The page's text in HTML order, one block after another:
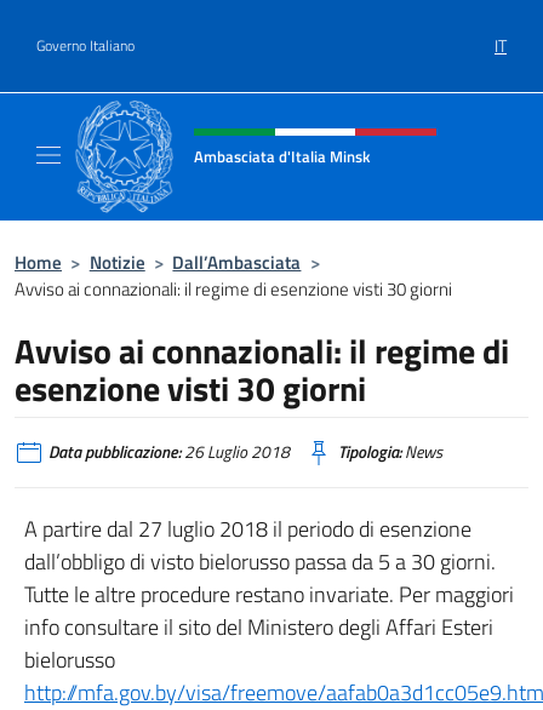
Governo Italiano IT
Intestazione sito, social e menù
Ambasciata d'Italia Minsk
Home > Notizie > Dall’Ambasciata >
Avviso ai connazionali: il regime di esenzione visti 30 giorni
Avviso ai connazionali: il regime di
esenzione visti 30 giorni
Data pubblicazione:26 Luglio 2018 Tipologia:News
A partire dal 27 luglio 2018 il periodo di esenzione
dall’obbligo di visto bielorusso passa da 5 a 30 giorni.
Tutte le altre procedure restano invariate. Per maggiori
info consultare il sito del Ministero degli Affari Esteri
bielorusso
http://mfa.gov.by/visa/freemove/